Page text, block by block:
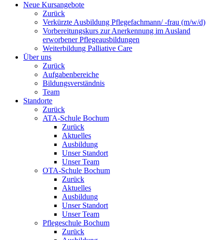
Neue Kursangebote
Zurück
Verkürzte Ausbildung Pflegefachmann/ -frau (m/w/d)
Vorbereitungskurs zur Anerkennung im Ausland
erworbener Pflegeausbildungen
Weiterbildung Palliative Care
Über uns
Zurück
Aufgabenbereiche
Bildungsverständnis
Team
Standorte
Zurück
ATA-Schule Bochum
Zurück
Aktuelles
Ausbildung
Unser Standort
Unser Team
OTA-Schule Bochum
Zurück
Aktuelles
Ausbildung
Unser Standort
Unser Team
Pflegeschule Bochum
Zurück